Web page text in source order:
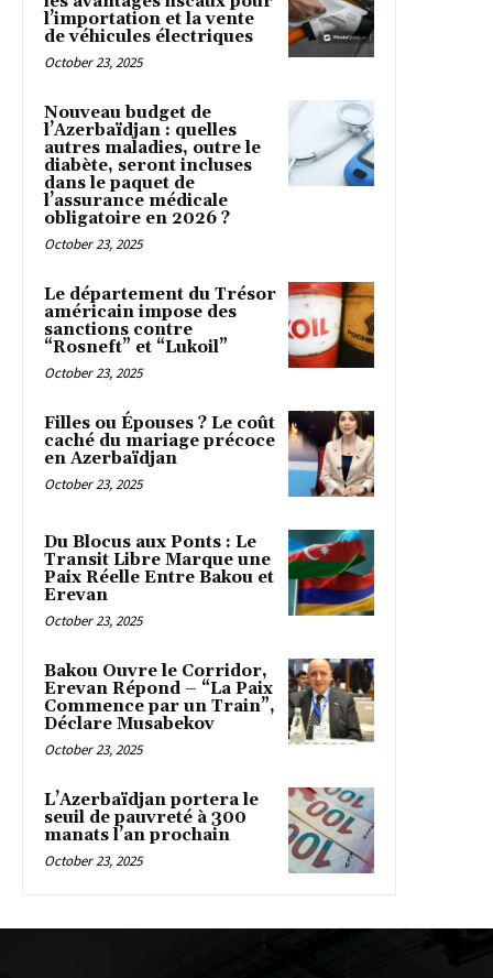
l’importation et la vente
de véhicules électriques
October 23, 2025
Nouveau budget de
l’Azerbaïdjan : quelles
autres maladies, outre le
diabète, seront incluses
dans le paquet de
l’assurance médicale
obligatoire en 2026 ?
October 23, 2025
Le département du Trésor
américain impose des
sanctions contre
“Rosneft” et “Lukoil”
October 23, 2025
Filles ou Épouses ? Le coût
caché du mariage précoce
en Azerbaïdjan
October 23, 2025
Du Blocus aux Ponts : Le
Transit Libre Marque une
Paix Réelle Entre Bakou et
Erevan
October 23, 2025
Bakou Ouvre le Corridor,
Erevan Répond – “La Paix
Commence par un Train”,
Déclare Musabekov
October 23, 2025
L’Azerbaïdjan portera le
seuil de pauvreté à 300
manats l’an prochain
October 23, 2025